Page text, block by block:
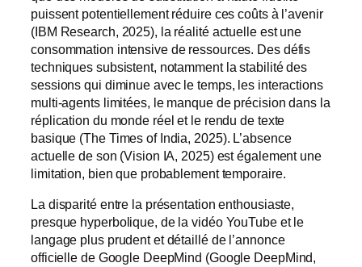
puissent potentiellement réduire ces coûts à l’avenir
(IBM Research, 2025), la réalité actuelle est une
consommation intensive de ressources. Des défis
techniques subsistent, notamment la stabilité des
sessions qui diminue avec le temps, les interactions
multi-agents limitées, le manque de précision dans la
réplication du monde réel et le rendu de texte
basique (The Times of India, 2025). L’absence
actuelle de son (Vision IA, 2025) est également une
limitation, bien que probablement temporaire.
La disparité entre la présentation enthousiaste,
presque hyperbolique, de la vidéo YouTube et le
langage plus prudent et détaillé de l’annonce
officielle de Google DeepMind (Google DeepMind,